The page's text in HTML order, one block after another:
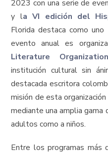
2023 con una serie de
y la VI edición del
Florida destaca como
evento anual es
Literature
institución cultural sin
destacada escritora
misión de esta
mediante una amplia
adultos como a niños.
Entre los programas más